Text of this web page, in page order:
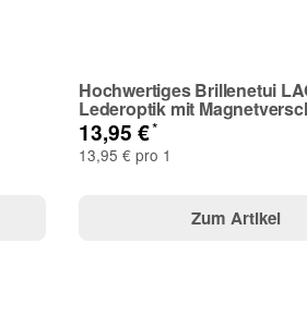
Hochwertiges Brillenetui
Lederoptik mit
13,95 €*
13,95 € pro 1
Zum Artikel